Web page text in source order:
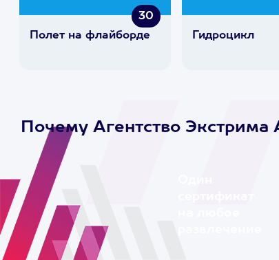
30
Полет на флайборде
Гидроцикл
Почему Агентство Экстрима